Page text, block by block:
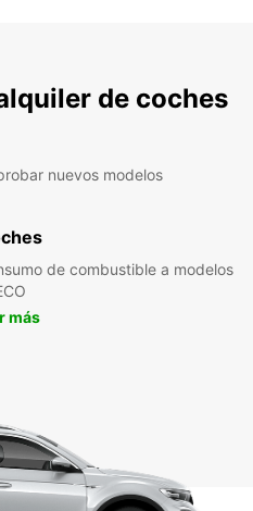
de coches
nuevos modelos
de combustible a modelos
más